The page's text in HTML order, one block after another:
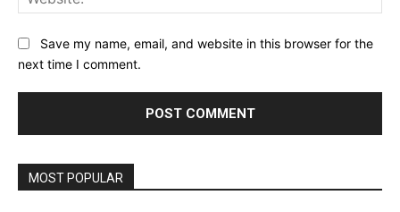
Save my name, email, and website in this browser for the
next time I comment.
MOST POPULAR